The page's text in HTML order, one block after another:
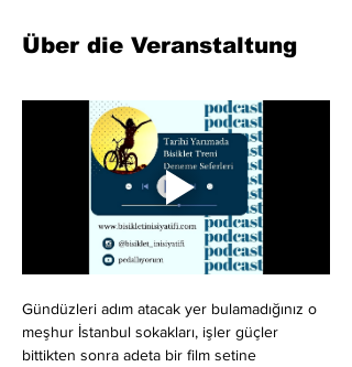
Über die Veranstaltung
Gündüzleri adım atacak yer bulamadığınız o
meşhur İstanbul sokakları, işler güçler
bittikten sonra adeta bir film setine